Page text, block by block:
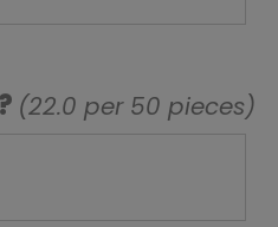
(22.0 per 50 pieces)